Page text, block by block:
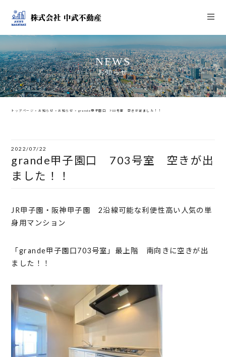
NEWS
お知らせ
トップページ >お知らせ >お知らせ > grande甲子園口 703号室 空きが出ました！！
2022/07/22
grande甲子園口 703号室 空きが出
ました！！
JR甲子園・阪神甲子園 2沿線可能な利便性高い人気の単
身用マンション
「grande甲子園口703号室」最上階 南向きに空きが出
ました！！